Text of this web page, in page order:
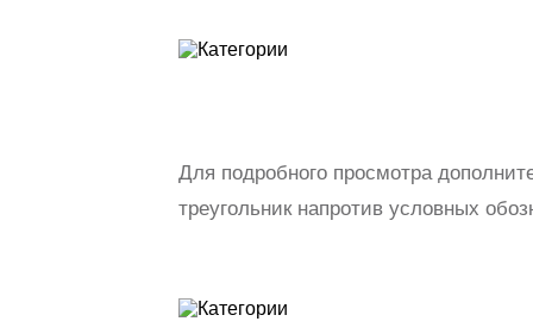
Для подробного просмотра
треугольник напротив условных